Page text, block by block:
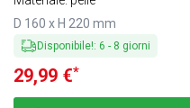
D 160 x H 220 mm
Disponibile!: 6 - 8 giorni
29,99 €*